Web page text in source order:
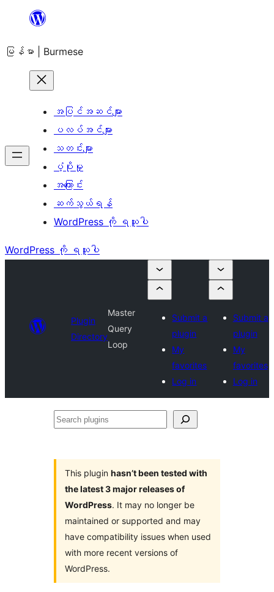
အကြောင်းအရာ
ကျော်သွား
မြန်မာ | Burmese
အပြင်အဆင်များ
ပလပ်အင်များ
သတင်းများ
ပံ့ပိုးမှု
အကြောင်း
ဆက်သွယ်ရန်
WordPress ကို ရယူပါ
WordPress ကို ရယူပါ
Plugin
Directory
Master
Query
Loop
Submit a
plugin
My
favorites
Log in
Submit a
plugin
My
favorites
Log in
Search
This plugin hasn’t been tested with
the latest 3 major releases of
WordPress. It may no longer be
maintained or supported and may
have compatibility issues when used
with more recent versions of
WordPress.